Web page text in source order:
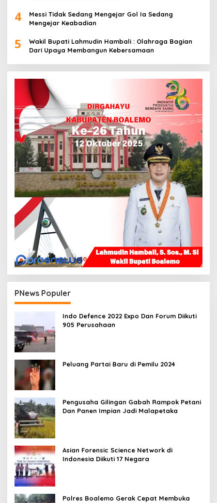
4
Messi Tidak Sedang Mengejar Gol Ia Sedang
Mengejar Keabadian
5
Wakil Bupati Lahmudin Hambali : Olahraga Bagian
Dari Upaya Membangun Kebersamaan
PNews Populer
Indo Defence 2022 Expo Dan Forum Diikuti
905 Perusahaan
Peluang Partai Baru di Pemilu 2024
Pengusaha Gilingan Gabah Rampok Petani
Dan Panen Impian Jadi Malapetaka
Asian Forensic Science Network di
Indonesia Diikuti 17 Negara
Polres Boalemo Gerak Cepat Membuka